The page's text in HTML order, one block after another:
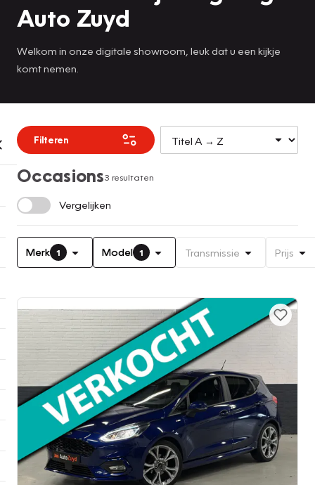
Auto Zuyd
Welkom in onze digitale showroom, leuk dat u een kijkje
komt nemen.
Filteren
Occasions3 resultaten
Vergelijken
Merk 1 Model 1 Transmissie Prijs